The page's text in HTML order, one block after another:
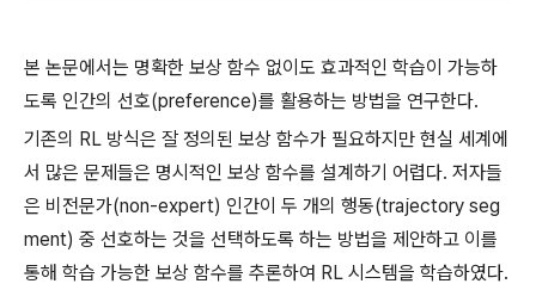
본 논문에서는 명확한 보상 함수 없이도 효과적인 학습이 가능하
도록 인간의 선호(preference)를 활용하는 방법을 연구한다.
기존의 RL 방식은 잘 정의된 보상 함수가 필요하지만 현실 세계에
서 많은 문제들은 명시적인 보상 함수를 설계하기 어렵다. 저자들
은 비전문가(non-expert) 인간이 두 개의 행동(trajectory seg
ment) 중 선호하는 것을 선택하도록 하는 방법을 제안하고 이를
통해 학습 가능한 보상 함수를 추론하여 RL 시스템을 학습하였다.